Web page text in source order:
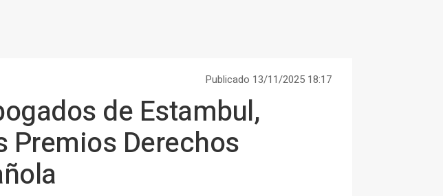
Publicado 13/11/2025 18:17
de Estambul,
Premios Derechos